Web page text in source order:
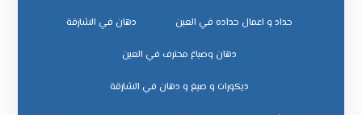
حداد و اعمال حداده في العين دهان في الشارقة
دهان وصباغ محترف في العين
ديكورات و صبغ و دهان في الشارقة